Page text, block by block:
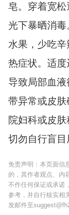
皂。穿着宽
光下暴晒消
水果，少吃
热症状。适
导致局部血
带异常或皮
院妇科或皮
切勿自行盲目
免责声明：本页面信
的，其作者观点、内
不作任何保证或承诺
参考，并自行核实相
发邮件至